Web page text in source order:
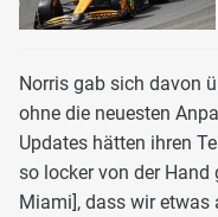
Norris gab sich davon
ohne die neuesten
Updates hätten ihren
so locker von der
Miami], dass wir etwas